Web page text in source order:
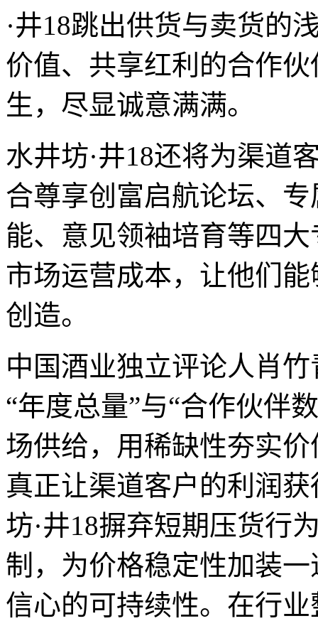
·井18跳出供货与卖货的
价值、共享红利的合作
生，尽显诚意满满。
水井坊·井18还将为渠道
合尊享创富启航论坛、
能、意见领袖培育等四
市场运营成本，让他们
创造。
中国酒业独立评论人肖
“年度总量”与“合作伙伴
场供给，用稀缺性夯实
真正让渠道客户的利润
坊·井18摒弃短期压货行
制，为价格稳定性加装
信心的可持续性。在行